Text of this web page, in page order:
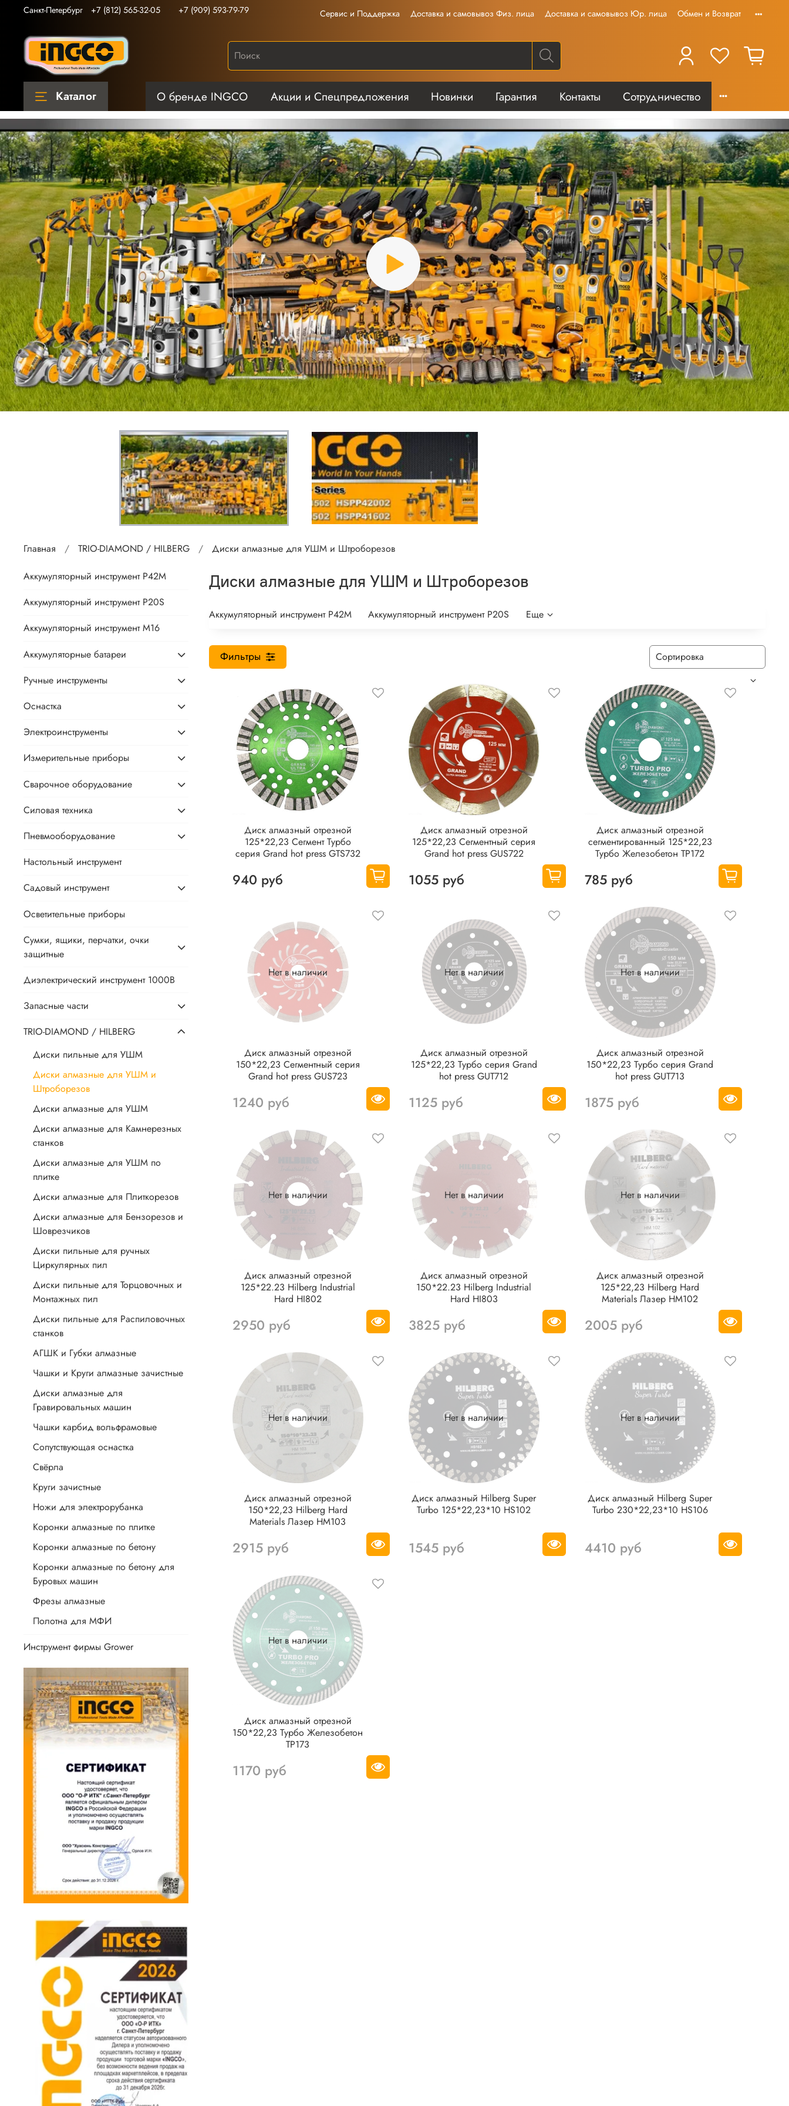
Сервис и Поддержка Доставка и самовывоз Физ. лица Доставка и самовывоз Юр. лица Обмен и Возврат
Санкт-Петербург +7 (812) 565-32-05 +7 (909) 593-79-79
Каталог О бренде INGCO Акции и Спецпредложения Новинки Гарантия Контакты Сотрудничество
Главная TRIO-DIAMOND / HILBERG Диски алмазные для УШМ и Штроборезов
Диски алмазные для УШМ и Штроборезов
Аккумуляторный инструмент P42M Аккумуляторный инструмент P20S Еще
Фильтры
Диск алмазный отрезной
125*22,23 Сегмент Турбо
серия Grand hot press GTS732
940 руб
Диск алмазный отрезной
125*22,23 Сегментный серия
Grand hot press GUS722
1055 руб
Диск алмазный отрезной
сегментированный 125*22,23
Турбо Железобетон TP172
785 руб
Нет в наличии
Диск алмазный отрезной
150*22,23 Сегментный серия
Grand hot press GUS723
1240 руб
Нет в наличии
Диск алмазный отрезной
125*22,23 Турбо серия Grand
hot press GUT712
1125 руб
Нет в наличии
Диск алмазный отрезной
150*22,23 Турбо серия Grand
hot press GUT713
1875 руб
Нет в наличии
Диск алмазный отрезной
125*22.23 Hilberg Industrial
Hard HI802
2950 руб
Нет в наличии
Диск алмазный отрезной
150*22.23 Hilberg Industrial
Hard HI803
3825 руб
Нет в наличии
Диск алмазный отрезной
125*22,23 Hilberg Hard
Materials Лазер HM102
2005 руб
Нет в наличии
Диск алмазный отрезной
150*22,23 Hilberg Hard
Materials Лазер HM103
2915 руб
Нет в наличии
Диск алмазный Hilberg Super
Turbo 125*22,23*10 HS102
1545 руб
Нет в наличии
Диск алмазный Hilberg Super
Turbo 230*22,23*10 HS106
4410 руб
Нет в наличии
Диск алмазный отрезной
150*22,23 Турбо Железобетон
TP173
1170 руб
Аккумуляторный инструмент P42M
Аккумуляторный инструмент P20S
Аккумуляторный инструмент М16
Аккумуляторные батареи
Ручные инструменты
Оснастка
Электроинструменты
Измерительные приборы
Сварочное оборудование
Силовая техника
Пневмооборудование
Настольный инструмент
Садовый инструмент
Осветительные приборы
Сумки, ящики, перчатки, очки
защитные
Диэлектрический инструмент 1000В
Запасные части
TRIO-DIAMOND / HILBERG
Диски пильные для УШМ
Диски алмазные для УШМ и
Штроборезов
Диски алмазные для УШМ
Диски алмазные для Камнерезных
станков
Диски алмазные для УШМ по
плитке
Диски алмазные для Плиткорезов
Диски алмазные для Бензорезов и
Шоврезчиков
Диски пильные для ручных
Циркулярных пил
Диски пильные для Торцовочных и
Монтажных пил
Диски пильные для Распиловочных
станков
АГШК и Губки алмазные
Чашки и Круги алмазные зачистные
Диски алмазные для
Гравировальных машин
Чашки карбид вольфрамовые
Сопутствующая оснастка
Свёрла
Круги зачистные
Ножи для электрорубанка
Коронки алмазные по плитке
Коронки алмазные по бетону
Коронки алмазные по бетону для
Буровых машин
Фрезы алмазные
Полотна для МФИ
Инструмент фирмы Grower